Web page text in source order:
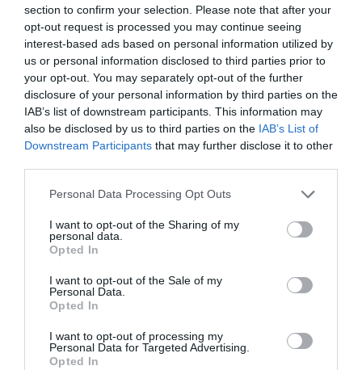
section to confirm your selection. Please note that after your
opt-out request is processed you may continue seeing
interest-based ads based on personal information utilized by
us or personal information disclosed to third parties prior to
your opt-out. You may separately opt-out of the further
disclosure of your personal information by third parties on the
IAB’s list of downstream participants. This information may
also be disclosed by us to third parties on the IAB’s List of
Downstream Participants that may further disclose it to other
Please note that this website/app uses one or more Google
not limited to your visit or usage behaviour. You may click to
grant or deny consent to Google and its third-party tags to
use your data for below specified purposes in below Google
consent section.
Personal Data Processing Opt Outs
I want to opt-out of the Sharing of my
personal data.
Opted In
I want to opt-out of the Sale of my
Personal Data.
Opted In
I want to opt-out of processing my
Personal Data for Targeted Advertising.
Opted In
Ο Θεοδωράκης ακολούθησε με μεγάλο ενθουσιασμό και
αστείρευτη δημιουργικότητα ακολούθησε το μονοπάτια
που είχε ανοίξει νωρίτερα ο Χατζηδάκις. Μόνο που
επιχείρησε εξ αρχής να τα μετατρέψει σε δρόμους και
λεωφόρους. Επιχείρησε, δηλαδή, να συναντήσει τα
μεγάλα ακροατήρια πολύ πέρα από τα περιορισμένα
ακροατηρίου στο οποίο απευθυνόταν κυρίως ο
Χατζηδάκις.